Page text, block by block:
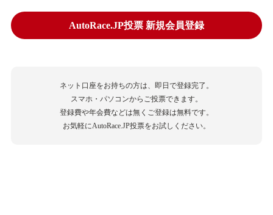
AutoRace.JP投票 新規会員登録
ネット口座をお持ちの方は、即日で登録完了。
スマホ・パソコンからご投票できます。
登録費や年会費などは無くご登録は無料です。
お気軽にAutoRace.JP投票をお試しください。